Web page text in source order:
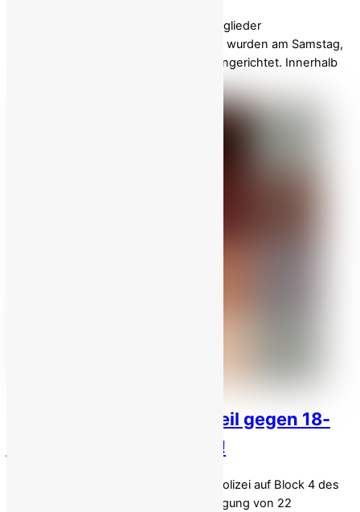
Zwei weitere politische Gefangene, Mitglieder
der Volksmojahedin Iran ( PMOI/MEK ) , wurden am Samstag,
dem 4. April 2026, im Morgengrauen hingerichtet. Innerhalb
Iran vollstreckt Todesurteil gegen 18-
jährigen Aufständischen!
Iran: Brutaler Angriff der Bereitschaftspolizei auf Block 4 des
Ghezel-Hesar-Gefängnisses und Verlegung von 22